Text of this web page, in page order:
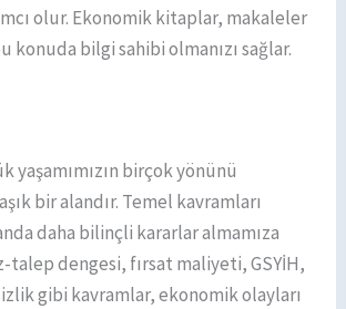
olur. Ekonomik kitaplar, makaleler
konuda bilgi sahibi olmanızı sağlar.
yaşamımızın birçok yönünü
bir alandır. Temel kavramları
daha bilinçli kararlar almamıza
talep dengesi, fırsat maliyeti, GSYİH,
gibi kavramlar, ekonomik olayları